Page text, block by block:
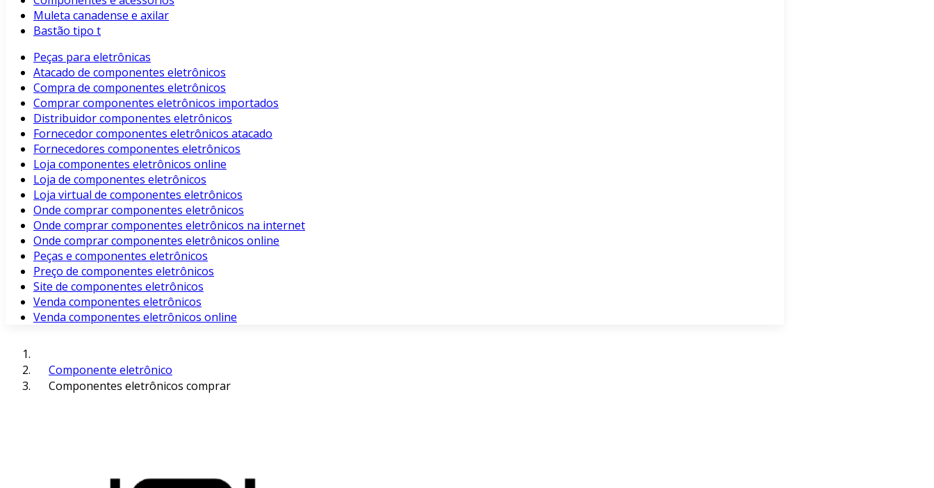
Muleta canadense e axilar
Bastão tipo t
Peças para eletrônicas
Atacado de componentes eletrônicos
Compra de componentes eletrônicos
Comprar componentes eletrônicos importados
Distribuidor componentes eletrônicos
Fornecedor componentes eletrônicos atacado
Fornecedores componentes eletrônicos
Loja componentes eletrônicos online
Loja de componentes eletrônicos
Loja virtual de componentes eletrônicos
Onde comprar componentes eletrônicos
Onde comprar componentes eletrônicos na internet
Onde comprar componentes eletrônicos online
Peças e componentes eletrônicos
Preço de componentes eletrônicos
Site de componentes eletrônicos
Venda componentes eletrônicos
Venda componentes eletrônicos online
Componente eletrônico
Componentes eletrônicos comprar